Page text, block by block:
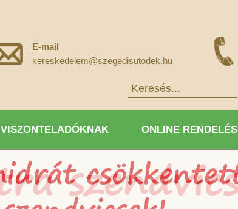
E-mail
kereskedelem@szegedisutodek.hu
VISZONTELADÓKNAK ONLINE RENDELÉS